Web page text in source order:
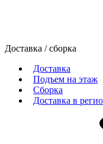
Доставка / сборка
Доставка
Подъем на этаж
Сборка
Доставка в